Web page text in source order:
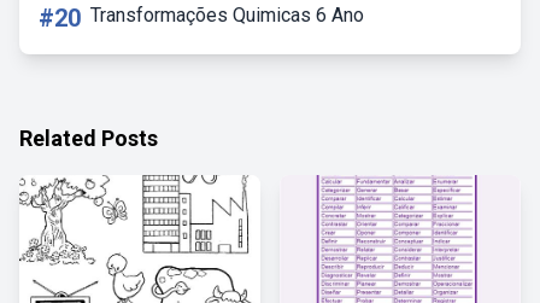
#20 Transformações Quimicas 6 Ano
Related Posts